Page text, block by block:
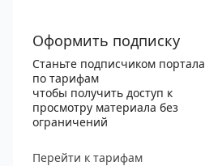
Оформить подписку
Станьте подписчиком портала
по тарифам
чтобы получить доступ к
просмотру материала без
ограничений
Перейти к тарифам